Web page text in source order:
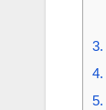
3.
4.
5.